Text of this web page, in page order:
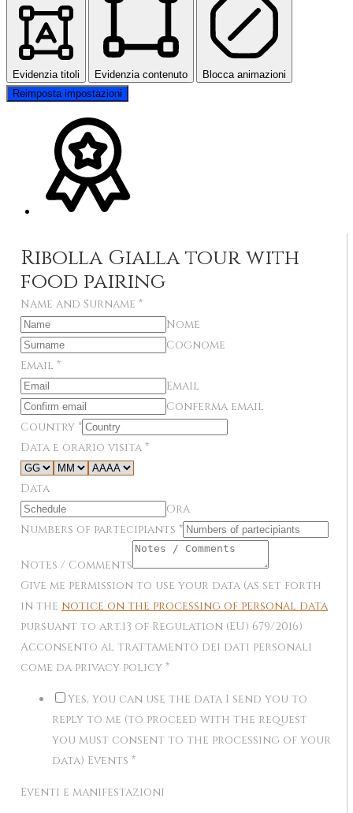
Evidenzia titoli Evidenzia contenuto
Blocca animazioni
Reimposta impostazioni
Ribolla Gialla tour with
food pairing
Name and Surname *
Nome
Cognome
Email *
Email
Conferma email
Country *
Data e orario visita *
Data
Ora
Numbers of partecipiants *
Notes / Comments
Give me permission to use your data (as set forth
in the notice on the processing of personal data
pursuant to art.13 of Regulation (EU) 679/2016)
Acconsento al trattamento dei dati personali
come da privacy policy *
Yes, you can use the data I send you to
reply to me (to proceed with the request
you must consent to the processing of your
data) Events *
Eventi e manifestazioni